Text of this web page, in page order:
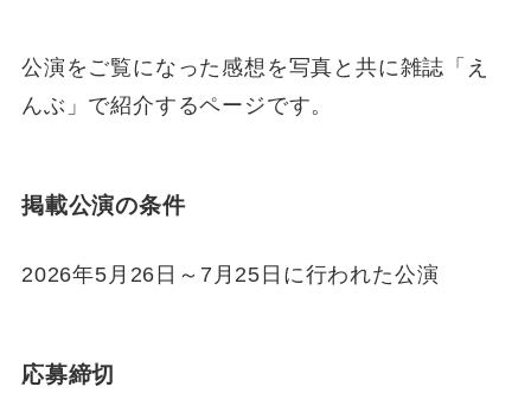
公演をご覧になった感想を写真と共に雑誌「え
んぶ」で紹介するページです。
掲載公演の条件
2026年5月26日～7月25日に行われた公演
応募締切